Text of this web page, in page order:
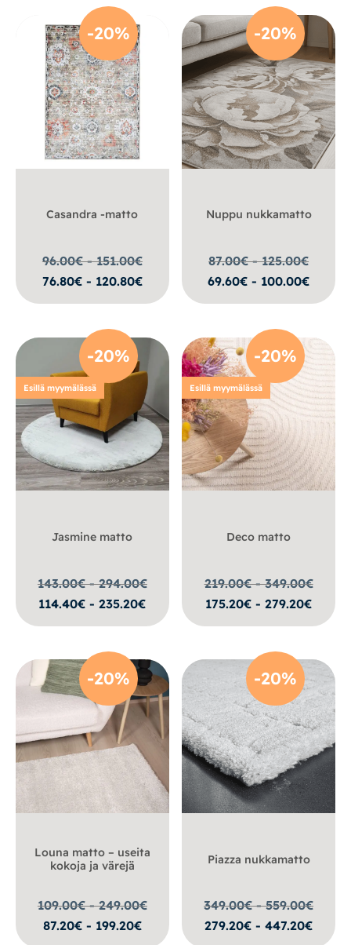
-20%
Casandra -matto
96.00€ - 151.00€
76.80€ - 120.80€
-20%
Nuppu nukkamatto
87.00€ - 125.00€
69.60€ - 100.00€
-20%
Esillä myymälässä
Jasmine matto
143.00€ - 294.00€
114.40€ - 235.20€
-20%
Esillä myymälässä
Deco matto
219.00€ - 349.00€
175.20€ - 279.20€
-20%
Louna matto – useita
kokoja ja värejä
109.00€ - 249.00€
87.20€ - 199.20€
-20%
Piazza nukkamatto
349.00€ - 559.00€
279.20€ - 447.20€